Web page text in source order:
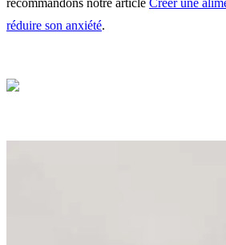
réduire son anxiété.